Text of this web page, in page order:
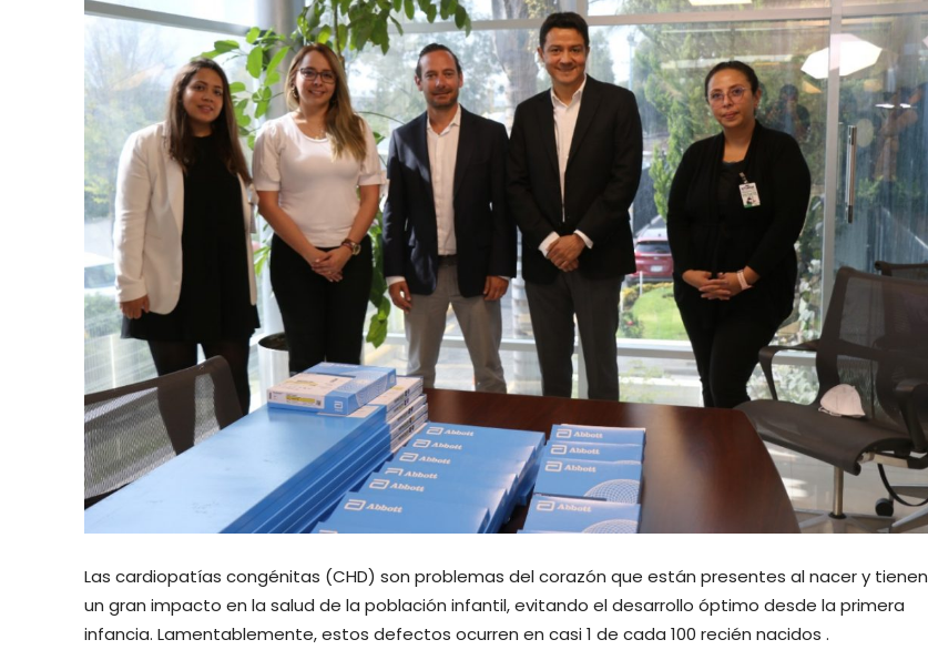
Las cardiopatías congénitas (CHD) son problemas del corazón que están presentes al nacer y tienen
un gran impacto en la salud de la población infantil, evitando el desarrollo óptimo desde la primera
infancia. Lamentablemente, estos defectos ocurren en casi 1 de cada 100 recién nacidos .